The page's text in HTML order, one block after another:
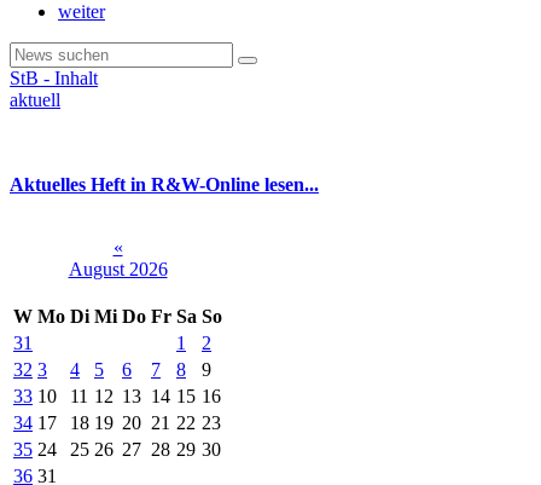
weiter
StB - Inhalt
aktuell
Aktuelles Heft in R&W-Online lesen...
«
August 2026
W Mo Di Mi Do Fr Sa So
31
1
2
32 3 4 5 6 7 8
9
33 10 11 12 13 14 15 16
34 17 18 19 20 21 22 23
35 24 25 26 27 28 29 30
36 31